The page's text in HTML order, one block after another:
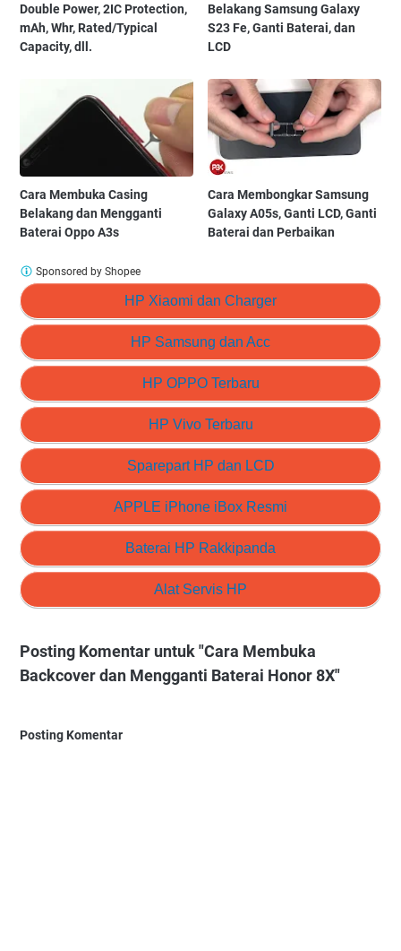
Double Power, 2IC Protection,
mAh, Whr, Rated/Typical
Capacity, dll.
Belakang Samsung Galaxy
S23 Fe, Ganti Baterai, dan
LCD
Cara Membuka Casing
Belakang dan Mengganti
Baterai Oppo A3s
Cara Membongkar Samsung
Galaxy A05s, Ganti LCD, Ganti
Baterai dan Perbaikan
HP Xiaomi dan Charger
HP Samsung dan Acc
HP OPPO Terbaru
HP Vivo Terbaru
Sparepart HP dan LCD
APPLE iPhone iBox Resmi
Baterai HP Rakkipanda
Alat Servis HP
Sponsored by Shopee
Posting Komentar untuk "Cara Membuka
Backcover dan Mengganti Baterai Honor 8X"
Posting Komentar